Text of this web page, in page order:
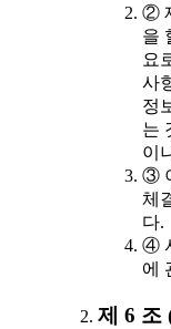
②
을
요
사
정
는
이
③
체
다.
④
에
제 6 조